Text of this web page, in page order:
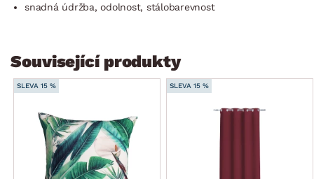
snadná údržba, odolnost, stálobarevnost
Související produkty
SLEVA 15 % SLEVA 15 %